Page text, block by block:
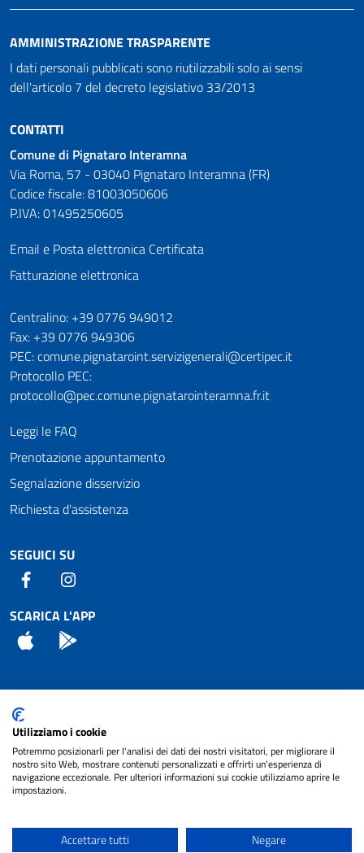
AMMINISTRAZIONE TRASPARENTE
I dati personali pubblicati sono riutilizzabili solo ai sensi
dell'articolo 7 del decreto legislativo 33/2013
CONTATTI
Comune di Pignataro Interamna
Via Roma, 57 - 03040 Pignataro Interamna (FR)
Codice fiscale: 81003050606
P.IVA: 01495250605
Email e Posta elettronica Certificata
Fatturazione elettronica
Numeri utili
Centralino: +39 0776 949012
Fax: +39 0776 949306
PEC: comune.pignataroint.servizigenerali@certipec.it
Protocollo PEC:
protocollo@pec.comune.pignatarointeramna.fr.it
Leggi le FAQ
Prenotazione appuntamento
Segnalazione disservizio
Richiesta d'assistenza
SEGUICI SU
Facebook
SCARICA L'APP
App Store
Attuazione Misure PNRR
Piano di miglioramento del sito
Note legali
cura diNET SMART
Utilizziamo i cookie
Potremmo posizionarli per l'analisi dei dati dei nostri visitatori, per migliorare il
nostro sito Web, mostrare contenuti personalizzati e offrirti un'esperienza di
navigazione eccezionale. Per ulteriori informazioni sui cookie utilizziamo aprire le
impostazioni.
Accettare tutti Negare